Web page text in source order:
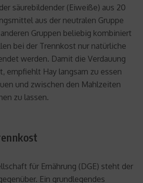
säurebildender (Eiweiße) aus 20
aus der neutralen Gruppe
Gruppen beliebig kombiniert
bei der Trennkost nur natürliche
werden. Damit die Verdauung
empfiehlt Hay langsam zu essen
und zwischen den Mahlzeiten
zu lassen.
für Ernährung (DGE) steht der
Ein grundlegendes